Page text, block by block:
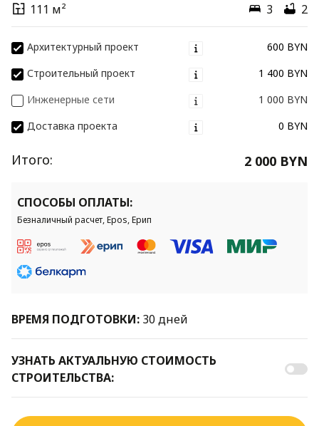
111 м² 3 2
Архитектурный проект
600 BYN
Строительный проект
1 400 BYN
Инженерные сети
1 000 BYN
Доставка проекта
0 BYN
Итого: 2 000 BYN
СПОСОБЫ ОПЛАТЫ:
Безналичный расчет, Epos, Ерип
ВРЕМЯ ПОДГОТОВКИ: 30 дней
УЗНАТЬ АКТУАЛЬНУЮ СТОИМОСТЬ
СТРОИТЕЛЬСТВА: